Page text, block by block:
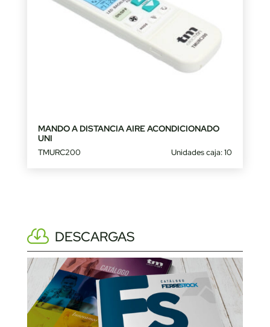
MANDO A DISTANCIA AIRE ACONDICIONADO
UNI
TMURC200 Unidades caja: 10
DESCARGAS